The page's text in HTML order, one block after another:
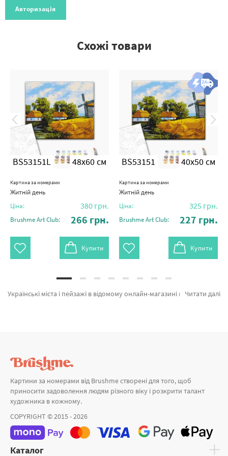
Авторизація
Схожі товари
BS53151L 48x60 см
Картина за номерами
Житній день
Ціна: 380 грн.
Brushme Art Club: 266 грн.
Купити
BS53151 40x50 см
Картина за номерами
Житній день
Ціна: 325 грн.
Brushme Art Club: 227 грн.
Купити
Читати далі
Українські міста і пейзажі в відомому онлайн-магазині картин за номерами и алмазної мозаїки Brushme. Ви на сторінці, де є можливість підібрати Картина за номерами Будиночок в маках GX8271 від провідного виробника Brushme який надихає своїми рішеннями. Весь асортимент розділу «Картини за номерами» з гарантією та пройшов ретельний відбір фахівців компанії. Львівський двір, Сільська хатина и Церква біля озера а также широкий вибір найменувань за суперцінами. Оформлюючи замовлення Замок разом з картини за номерами абстракція, оперативна доставка Білу Церкву або інші районні центри. Авторські колекції разом з картини за номерами дівчинка, купуйте прямо зараз!
Картини за номерами від Brushme створені для того, щоб
приносити задоволення людям різного віку і розкрити талант
художника в кожному.
COPYRIGHT © 2015 - 2026
Каталог